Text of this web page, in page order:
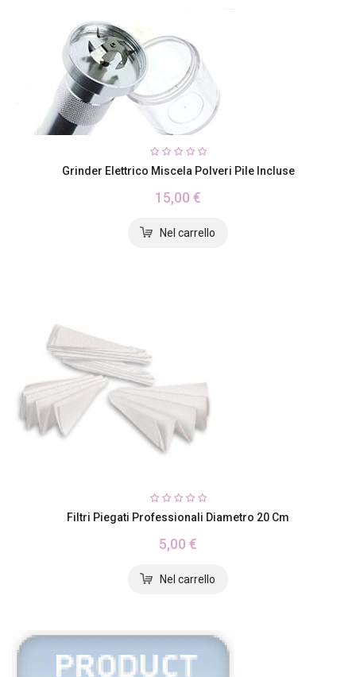
Grinder Elettrico Miscela Polveri Pile Incluse
15,00 €
Filtri Piegati Professionali Diametro 20 Cm
5,00 €